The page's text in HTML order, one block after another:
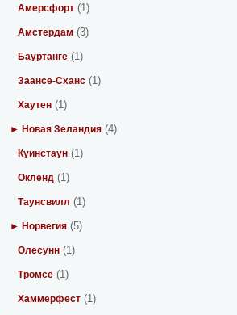
Амерсфорт (1)
Амстердам (3)
Бауртанге (1)
Заансе-Сханс (1)
Хаутен (1)
► Новая Зеландия (4)
Куинстаун (1)
Окленд (1)
Таунсвилл (1)
► Норвегия (5)
Олесунн (1)
Тромсё (1)
Хаммерфест (1)